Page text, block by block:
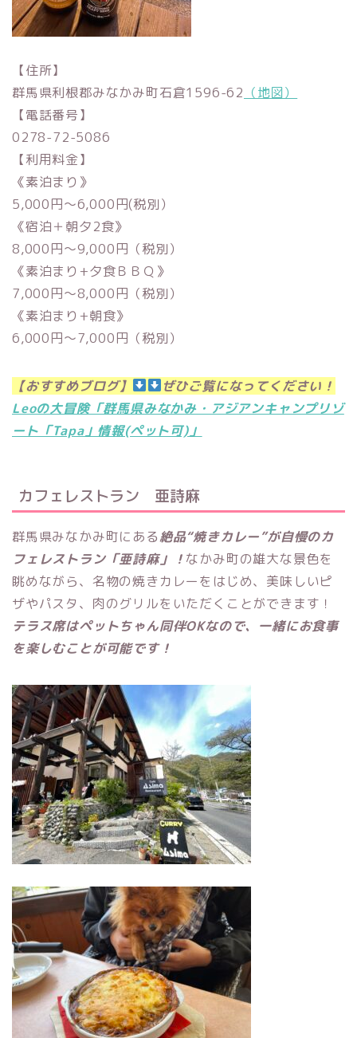
【住所】
群馬県利根郡みなかみ町石倉1596-62 （地図）
【電話番号】
0278-72-5086
【利用料金】
《素泊まり》
5,000円～6,000円(税別）
《宿泊＋朝夕2食》
8,000円～9,000円（税別）
《素泊まり+夕食ＢＢＱ》
7,000円～8,000円（税別）
《素泊まり+朝食》
6,000円～7,000円（税別）
【おすすめブログ】
ぜひご覧になってください！
Leoの大冒険「群馬県みなかみ・アジアンキャンプリゾ
ート「Tapa」情報(ペット可)」
カフェレストラン 亜詩麻
群馬県みなかみ町にある絶品“焼きカレー”が自慢のカ
フェレストラン「亜詩麻」！ なかみ町の雄大な景色を
眺めながら、名物の焼きカレーをはじめ、美味しいピ
ザやパスタ、肉のグリルをいただくことができます！
テラス席はペットちゃん同伴OKなので、一緒にお食事
を楽しむことが可能です！